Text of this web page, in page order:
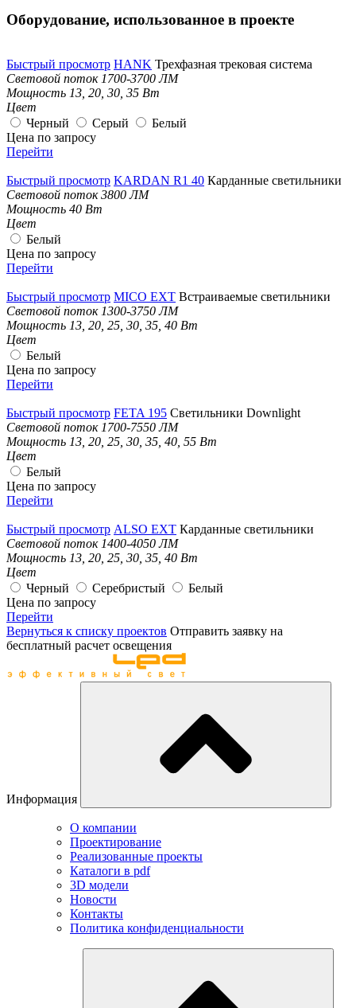
Оборудование, использованное в проекте
Быстрый просмотр HANK Трехфазная трековая система
Световой поток 1700-3700 ЛМ
Мощность 13, 20, 30, 35 Вт
Цвет
Черный
Серый
Белый
Цена по запросу
Перейти
Быстрый просмотр KARDAN R1 40 Карданные светильники
Световой поток 3800 ЛМ
Мощность 40 Вт
Цвет
Белый
Цена по запросу
Перейти
Быстрый просмотр MICO EXT Встраиваемые светильники
Световой поток 1300-3750 ЛМ
Мощность 13, 20, 25, 30, 35, 40 Вт
Цвет
Белый
Цена по запросу
Перейти
Быстрый просмотр FETA 195 Светильники Downlight
Световой поток 1700-7550 ЛМ
Мощность 13, 20, 25, 30, 35, 40, 55 Вт
Цвет
Белый
Цена по запросу
Перейти
Быстрый просмотр ALSO EXT Карданные светильники
Световой поток 1400-4050 ЛМ
Мощность 13, 20, 25, 30, 35, 40 Вт
Цвет
Черный
Серебристый
Белый
Цена по запросу
Перейти
Вернуться к списку проектов Отправить заявку на
бесплатный расчет освещения
Информация
О компании
Проектирование
Реализованные проекты
Каталоги в pdf
3D модели
Новости
Контакты
Политика конфиденциальности